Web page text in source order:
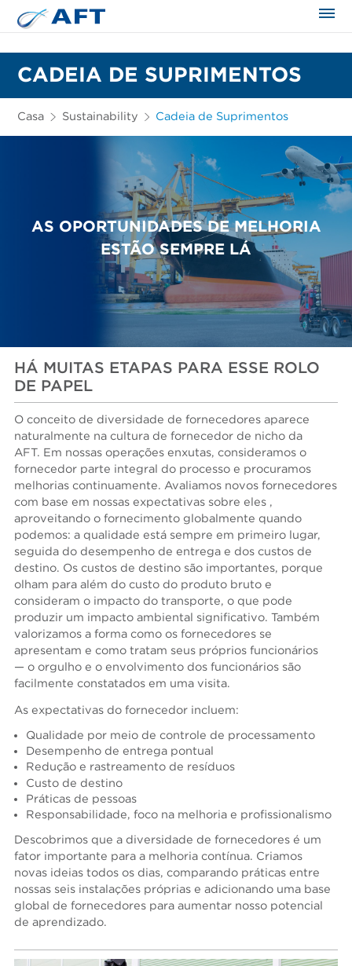
CADEIA DE SUPRIMENTOS
Casa Sustainability Cadeia de Suprimentos
AS OPORTUNIDADES DE MELHORIA
ESTÃO SEMPRE LÁ
HÁ MUITAS ETAPAS PARA ESSE ROLO
DE PAPEL
O conceito de diversidade de fornecedores aparece
naturalmente na cultura de fornecedor de nicho da
AFT. Em nossas operações enxutas, consideramos o
fornecedor parte integral do processo e procuramos
melhorias continuamente. Avaliamos novos fornecedores
com base em nossas expectativas sobre eles ,
aproveitando o fornecimento globalmente quando
podemos: a qualidade está sempre em primeiro lugar,
seguida do desempenho de entrega e dos custos de
destino. Os custos de destino são importantes, porque
olham para além do custo do produto bruto e
consideram o impacto do transporte, o que pode
produzir um impacto ambiental significativo. Também
valorizamos a forma como os fornecedores se
apresentam e como tratam seus próprios funcionários
— o orgulho e o envolvimento dos funcionários são
facilmente constatados em uma visita.
As expectativas do fornecedor incluem:
Qualidade por meio de controle de processamento
Desempenho de entrega pontual
Redução e rastreamento de resíduos
Custo de destino
Práticas de pessoas
Responsabilidade, foco na melhoria e profissionalismo
Descobrimos que a diversidade de fornecedores é um
fator importante para a melhoria contínua. Criamos
novas ideias todos os dias, comparando práticas entre
nossas seis instalações próprias e adicionando uma base
global de fornecedores para aumentar nosso potencial
de aprendizado.